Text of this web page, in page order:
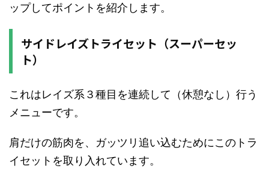
ップしてポイントを紹介します。
サイドレイズトライセット（スーパーセッ
ト）
これはレイズ系３種目を連続して（休憩なし）行う
メニューです。
肩だけの筋肉を、ガッツリ追い込むためにこのトラ
イセットを取り入れています。